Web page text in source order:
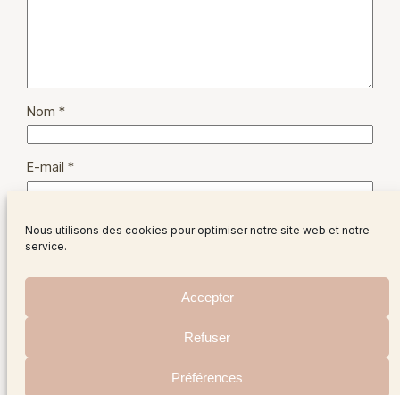
Nous utilisons des cookies pour optimiser notre site web et notre
service.
Accepter
Refuser
Préférences
Nom*
E-mail*
Site web